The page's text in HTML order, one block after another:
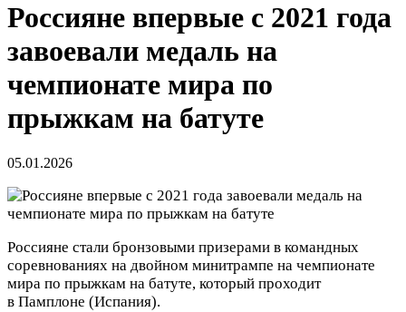
Россияне впервые с 2021 года
завоевали медаль на
чемпионате мира по
прыжкам на батуте
05.01.2026
Россияне стали бронзовыми призерами в командных
соревнованиях на двойном минитрампе на чемпионате
мира по прыжкам на батуте, который проходит
в Памплоне (Испания).